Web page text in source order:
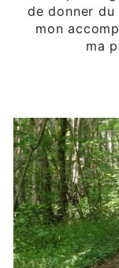
de donner du
mon
ma